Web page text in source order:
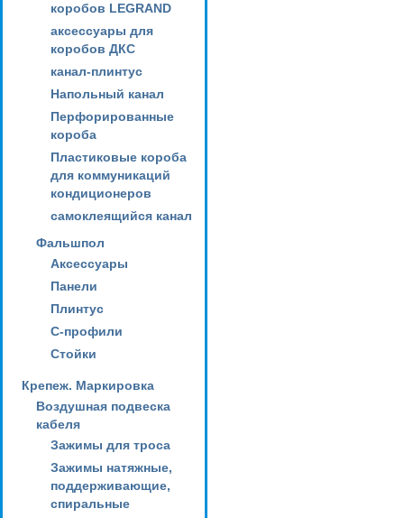
коробов LEGRAND
аксессуары для
коробов ДКС
канал-плинтус
Напольный канал
Перфорированные
короба
Пластиковые короба
для коммуникаций
кондиционеров
самоклеящийся канал
Фальшпол
Аксессуары
Панели
Плинтус
С-профили
Стойки
Крепеж. Маркировка
Воздушная подвеска
кабеля
Зажимы для троса
Зажимы натяжные,
поддерживающие,
спиральные